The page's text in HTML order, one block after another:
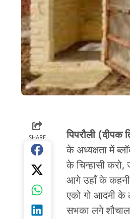
SHARE पिपरौली (दीपक
के अध्यक्षता में
के चिन्हासी
आगे उहाँ के कहनी
एको गो आदमी के
सभका लगे